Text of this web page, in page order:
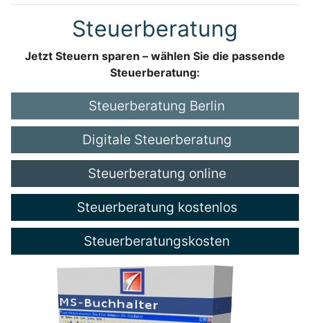
Steuerberatung
Jetzt Steuern sparen – wählen Sie die passende
Steuerberatung:
Steuerberatung Berlin
Digitale Steuerberatung
Steuerberatung online
Steuerberatung kostenlos
Steuerberatungskosten